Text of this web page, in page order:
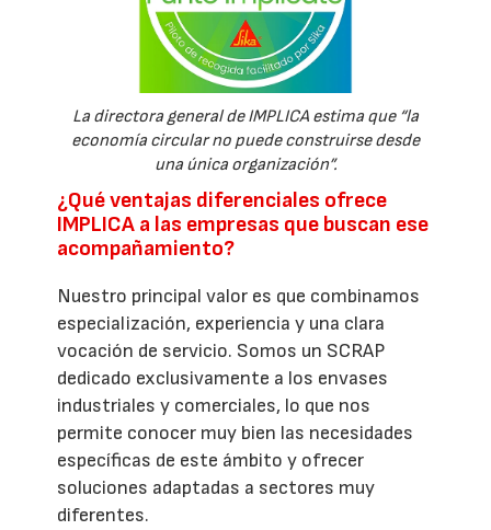
La directora general de IMPLICA estima que “la
economía circular no puede construirse desde
una única organización”.
¿Qué ventajas diferenciales ofrece
IMPLICA a las empresas que buscan ese
acompañamiento?
Nuestro principal valor es que combinamos
especialización, experiencia y una clara
vocación de servicio. Somos un SCRAP
dedicado exclusivamente a los envases
industriales y comerciales, lo que nos
permite conocer muy bien las necesidades
específicas de este ámbito y ofrecer
soluciones adaptadas a sectores muy
diferentes.